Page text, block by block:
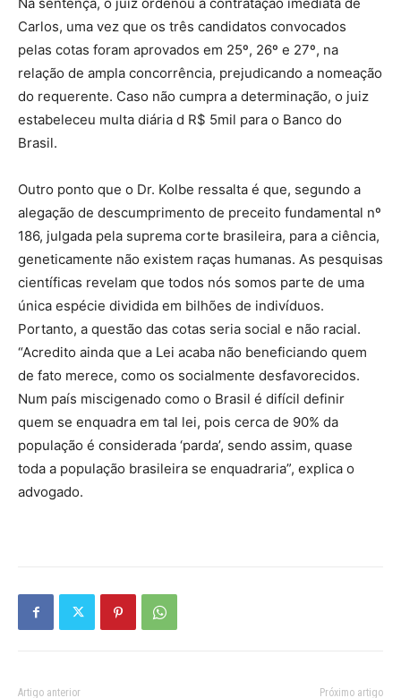
Na sentença, o juiz ordenou a contratação imediata de
Carlos, uma vez que os três candidatos convocados
pelas cotas foram aprovados em 25º, 26º e 27º, na
relação de ampla concorrência, prejudicando a nomeação
do requerente. Caso não cumpra a determinação, o juiz
estabeleceu multa diária d R$ 5mil para o Banco do
Brasil.
Outro ponto que o Dr. Kolbe ressalta é que, segundo a
alegação de descumprimento de preceito fundamental nº
186, julgada pela suprema corte brasileira, para a ciência,
geneticamente não existem raças humanas. As pesquisas
científicas revelam que todos nós somos parte de uma
única espécie dividida em bilhões de indivíduos.
Portanto, a questão das cotas seria social e não racial.
“Acredito ainda que a Lei acaba não beneficiando quem
de fato merece, como os socialmente desfavorecidos.
Num país miscigenado como o Brasil é difícil definir
quem se enquadra em tal lei, pois cerca de 90% da
população é considerada ‘parda’, sendo assim, quase
toda a população brasileira se enquadraria”, explica o
advogado.
Artigo anterior Próximo artigo